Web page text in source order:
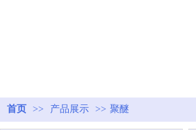
首页 >> 产品展示 >> 聚醚